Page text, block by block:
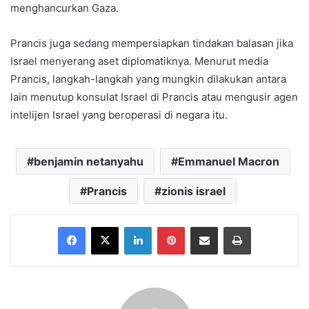
menghancurkan Gaza.
Prancis juga sedang mempersiapkan tindakan balasan jika
Israel menyerang aset diplomatiknya. Menurut media
Prancis, langkah-langkah yang mungkin dilakukan antara
lain menutup konsulat Israel di Prancis atau mengusir agen
intelijen Israel yang beroperasi di negara itu.
benjamin netanyahu Emmanuel Macron
Prancis zionis israel
Facebook
X LinkedInPinterestShare via Email Print